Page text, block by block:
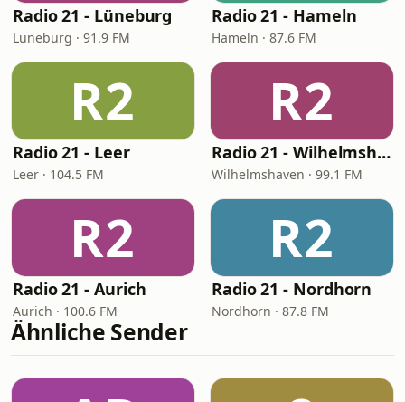
Radio 21 - Lüneburg
Lüneburg · 91.9 FM
Radio 21 - Hameln
Hameln · 87.6 FM
R2
Radio 21 - Leer
Leer · 104.5 FM
R2
Radio 21 - Wilhelmshaven
Wilhelmshaven · 99.1 FM
R2
Radio 21 - Aurich
Aurich · 100.6 FM
R2
Radio 21 - Nordhorn
Nordhorn · 87.8 FM
Ähnliche Sender